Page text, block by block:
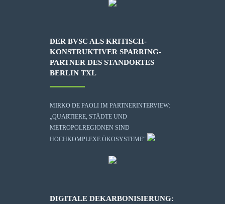
DER BVSC ALS KRITISCH-
KONSTRUKTIVER SPARRING-
PARTNER DES STANDORTES
BERLIN TXL
MIRKO DE PAOLI IM PARTNERINTERVIEW:
„QUARTIERE, STÄDTE UND
METROPOLREGIONEN SIND
HOCHKOMPLEXE ÖKOSYSTEME“
DIGITALE DEKARBONISIERUNG: